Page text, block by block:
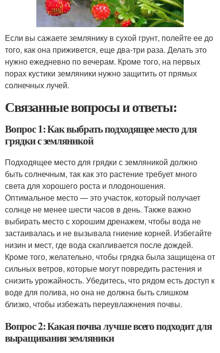
Если вы сажаете землянику в сухой грунт, полейте ее до
того, как она приживется, еще два-три раза. Делать это
нужно ежедневно по вечерам. Кроме того, на первых
порах кустики земляники нужно защитить от прямых
солнечных лучей.
Связанные вопросы и ответы:
Вопрос 1: Как выбрать подходящее место для
грядки с земляникой
Подходящее место для грядки с земляникой должно
быть солнечным, так как это растение требует много
света для хорошего роста и плодоношения.
Оптимальное место — это участок, который получает
солнце не менее шести часов в день. Также важно
выбирать место с хорошим дренажем, чтобы вода не
застаивалась и не вызывала гниение корней. Избегайте
низин и мест, где вода скапливается после дождей.
Кроме того, желательно, чтобы грядка была защищена от
сильных ветров, которые могут повредить растения и
снизить урожайность. Убедитесь, что рядом есть доступ к
воде для полива, но она не должна быть слишком
близко, чтобы избежать переувлажнения почвы.
Вопрос 2: Какая почва лучше всего подходит для
выращивания земляники